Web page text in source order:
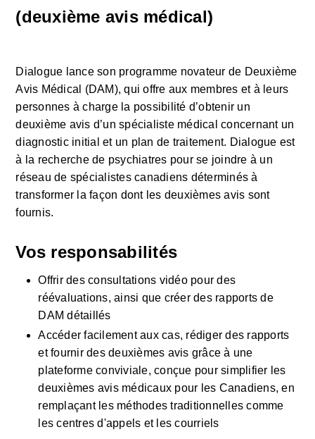
(deuxième avis médical)
Dialogue lance son programme novateur de Deuxième
Avis Médical (DAM), qui offre aux membres et à leurs
personnes à charge la possibilité d’obtenir un
deuxième avis d’un spécialiste médical concernant un
diagnostic initial et un plan de traitement. Dialogue est
à la recherche de psychiatres pour se joindre à un
réseau de spécialistes canadiens déterminés à
transformer la façon dont les deuxièmes avis sont
fournis.
Vos responsabilités
Offrir des consultations vidéo pour des
réévaluations, ainsi que créer des rapports de
DAM détaillés
Accéder facilement aux cas, rédiger des rapports
et fournir des deuxièmes avis grâce à une
plateforme conviviale, conçue pour simplifier les
deuxièmes avis médicaux pour les Canadiens, en
remplaçant les méthodes traditionnelles comme
les centres d'appels et les courriels